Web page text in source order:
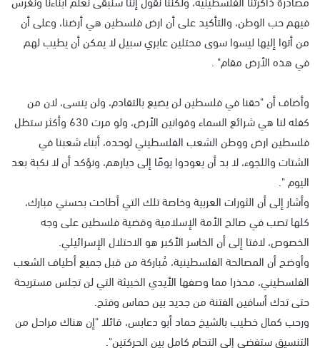
فيهم حب الوطن، والتأكيد على أن ارض فلسطين هي أرضنا، وعلى أن
من أتوا إليها ليسوا سوى محتلين عابري سبيل لا يمكن أن يطيب لهم
في هذه الأرض مقام" .
وأضاف أن "حقنا في فلسطين لن يضيع بالتقادم، ولن ينسى، لان من
كفله لنا هي شرائع السماء وقوانين الأرض، ولو مرت 630 وأكثر ستظل
فلسطين ارض ووطن الشعب الفلسطيني لوحده، أبناء شعبنا في
الشتات واللجوء، لا بد أن يعودوا يومًا إلى ديارهم، ونؤكد أن لا نكبة بعد
اليوم ".
وأشار إلى أن الثورات العربية وخاصة تلك التي أطاحت بحسني مبارك،
كلها تصب في صالح الأمة الإسلامية وقضية فلسطين على وجه
الخصوص، لافتا إلى أن الخاسر الأكبر هو الاحتلال الإسرائيلي.
وأوضح أن المصالحة الفلسطينية، مُباركة من قبل جميع أطياف الشعب
الفلسطيني، محذرا مما وصفها الأيدي الخبيثة التي لن تجلس مستريحة
حتى تدك أسافين الفتنة من جديد بين حماس وفتح.
ورحب كمال خطيب بالشيخ حماد أبو دعابس، قائلا "إن هناك مراحل من
التنسيق ستفضي إلى التحام كامل بين الحركتين".